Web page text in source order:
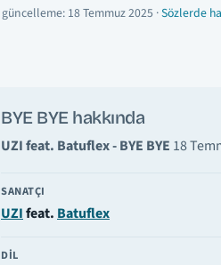
güncelleme: 18 Temmuz 2025 ·Sözlerde
BYE BYE hakkında
UZI feat. Batuflex - BYE BYE 18
SANATÇI
UZIfeat. Batuflex
DIL